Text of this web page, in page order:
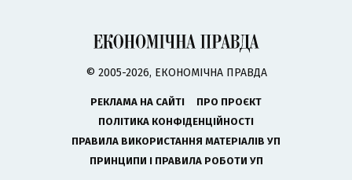
© 2005-2026, ЕКОНОМІЧНА ПРАВДА
РЕКЛАМА НА САЙТІ
ПРО ПРОЄКТ
ПОЛІТИКА КОНФІДЕНЦІЙНОСТІ
ПРАВИЛА ВИКОРИСТАННЯ МАТЕРІАЛІВ УП
ПРИНЦИПИ І ПРАВИЛА РОБОТИ УП